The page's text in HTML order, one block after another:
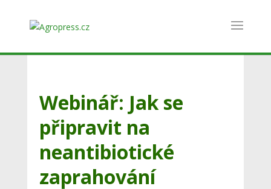
Webinář: Jak se
připravit na
neantibiotické
zaprahování